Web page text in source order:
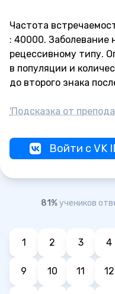
Частота
: 40000. Заболевание
рецессивному типу.
в популяции и
до второго знака
'Подсказка от
Войти с VK
81%учеников
1 2 3 4
9 10 11 12